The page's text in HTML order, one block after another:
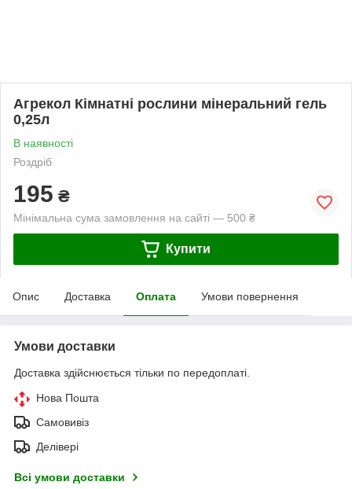
Агрекол Кімнатні рослини мінеральний гель
0,25л
В наявності
Роздріб
195 ₴
Мінімальна сума замовлення на сайті — 500 ₴
Купити
Опис Доставка Оплата Умови повернення
Умови доставки
Доставка здійснюється тільки по передоплаті.
Нова Пошта
Самовивіз
Делівері
Всі умови доставки